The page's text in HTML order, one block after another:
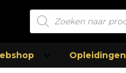
Producten
zoeken
Opleidingen